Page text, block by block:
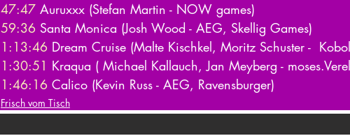
47:47 ​ Auruxxx (Stefan Martin - NOW games)
59:36 ​ Santa Monica (Josh Wood - AEG, Skellig Games)
1:13:46 Dream Cruise (Malte Kischkel, Moritz Schuster -
1:30:51
Kraqua ( Michael Kallauch, Jan Meyberg -
1:46:16 ​ Calico (Kevin Russ - AEG, Ravensburger)
Frisch vom Tisch